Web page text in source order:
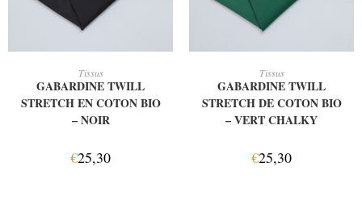
Tissus
GABARDINE TWILL
STRETCH EN COTON BIO
– NOIR
€25,30
Tissus
GABARDINE TWILL
STRETCH DE COTON BIO
– VERT CHALKY
€25,30